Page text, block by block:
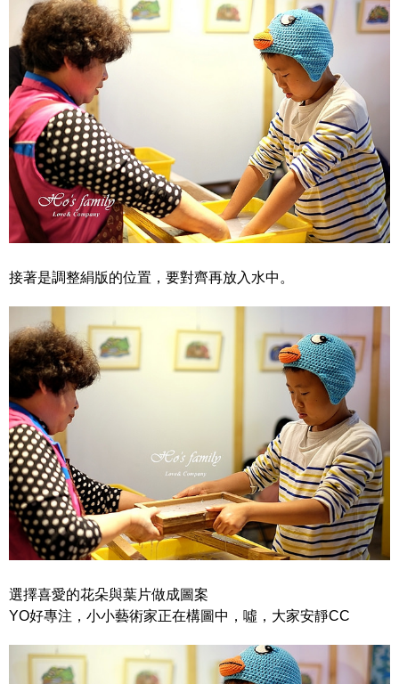
接著是調整絹版的位置，要對齊再放入水中。
選擇喜愛的花朵與葉片做成圖案
YO好專注，小小藝術家正在構圖中，噓，大家安靜CC